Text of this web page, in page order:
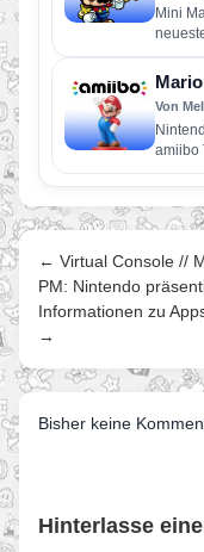
Mini
Serie
Von
amiibo
← Virtual Console //
PM: Nintendo
Informationen zu
→
Bisher keine
Hinterlasse